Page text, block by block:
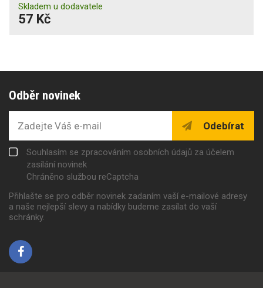
Skladem u dodavatele
57 Kč
Odběr novinek
Odebírat
Souhlasím se zpracováním osobních údajů za účelem
zasílání novinek
Chráněno službou reCaptcha
Přihlašte se pro odběr novinek zadaním vaší e-mailové adresy
a naše nejlepší slevy a nabídky budeme zasílat do vaší
schránky.